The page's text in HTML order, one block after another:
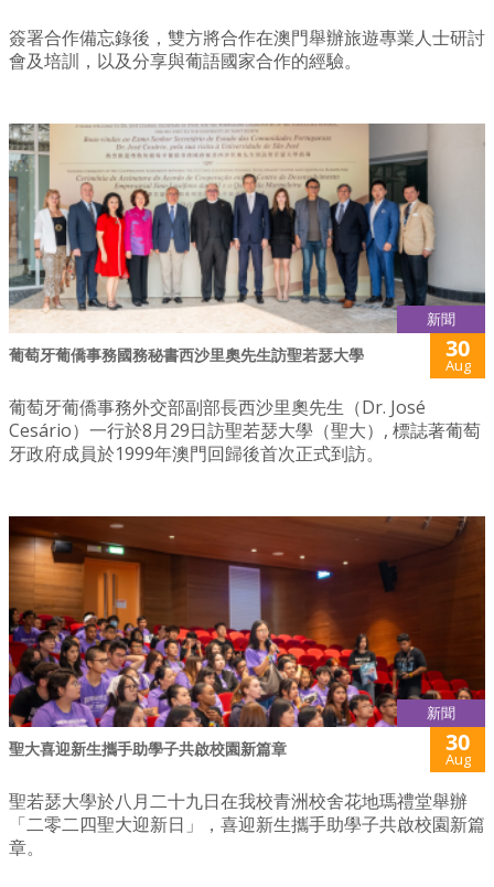
簽署合作備忘錄後，雙方將合作在澳門舉辦旅遊專業人士研討
會及培訓，以及分享與葡語國家合作的經驗。
新聞
葡萄牙葡僑事務國務秘書西沙里奧先生訪聖若瑟大學 30
Aug
葡萄牙葡僑事務外交部副部長西沙里奧先生（Dr. José
Cesário）一行於8月29日訪聖若瑟大學（聖大）, 標誌著葡萄
牙政府成員於1999年澳門回歸後首次正式到訪。
新聞
聖大喜迎新生攜手助學子共啟校園新篇章 30
Aug
聖若瑟大學於八月二十九日在我校青洲校舍花地瑪禮堂舉辦
「二零二四聖大迎新日」，喜迎新生攜手助學子共啟校園新篇
章。